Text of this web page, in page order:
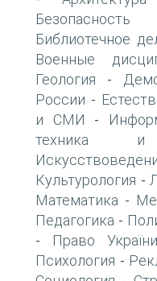
Безопасность
Библиотечное
Военные
Геология -
России -
и СМИ -
техника и
Культурология -
Математика -
Педагогика -
- Право України
Психология -